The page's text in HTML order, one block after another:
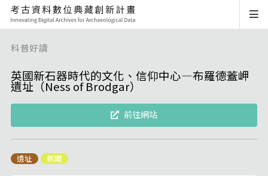
科普好讀
英國新石器時代的文化、信仰中心—布羅德蓋岬
遺址（Ness of Brodgar）
前往網站
遺址 新聞